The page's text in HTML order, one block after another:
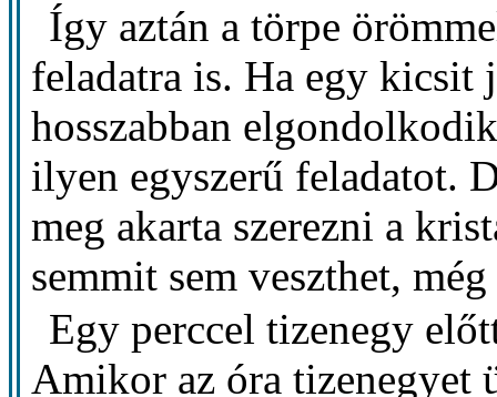
Így aztán a törpe
feladatra is. Ha egy
hosszabban
ilyen egyszerű feladatot.
meg akarta szerezni a
semmit sem veszthet,
Egy perccel tizenegy
Amikor az óra tizenegyet